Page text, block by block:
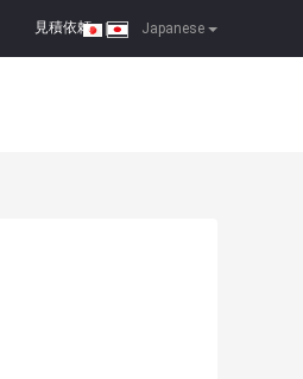
Japanese
見積依頼 |